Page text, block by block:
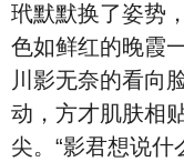
玳默默换了姿势
色如鲜红的晚霞
川影无奈的看向
动，方才肌肤相
尖。“影君想说什